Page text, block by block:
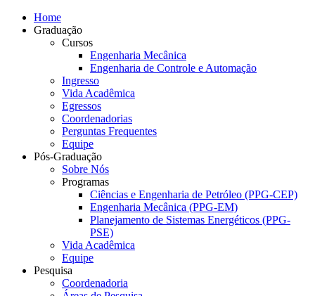
Home
Graduação
Cursos
Engenharia Mecânica
Engenharia de Controle e Automação
Ingresso
Vida Acadêmica
Egressos
Coordenadorias
Perguntas Frequentes
Equipe
Pós-Graduação
Sobre Nós
Programas
Ciências e Engenharia de Petróleo (PPG-CEP)
Engenharia Mecânica (PPG-EM)
Planejamento de Sistemas Energéticos (PPG-
PSE)
Vida Acadêmica
Equipe
Pesquisa
Coordenadoria